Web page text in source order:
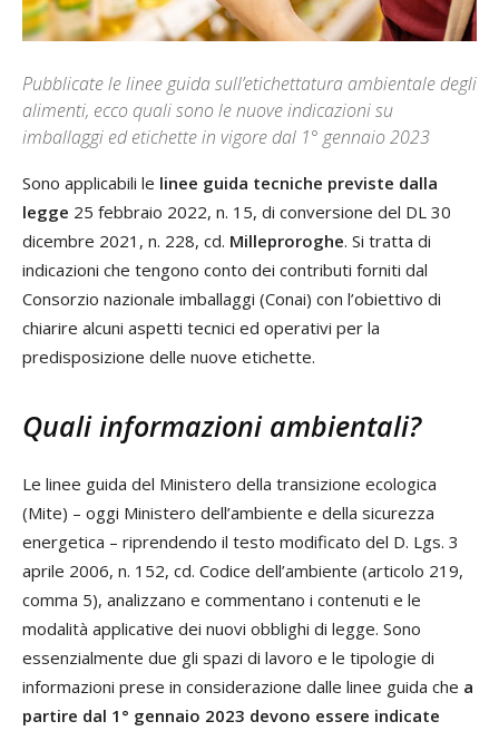
Pubblicate le linee guida sull’etichettatura ambientale degli
alimenti, ecco quali sono le nuove indicazioni su
imballaggi ed etichette in vigore dal 1° gennaio 2023
Sono applicabili le linee guida tecniche previste dalla
legge 25 febbraio 2022, n. 15, di conversione del DL 30
dicembre 2021, n. 228, cd. Milleproroghe. Si tratta di
indicazioni che tengono conto dei contributi forniti dal
Consorzio nazionale imballaggi (Conai) con l’obiettivo di
chiarire alcuni aspetti tecnici ed operativi per la
predisposizione delle nuove etichette.
Quali informazioni ambientali?
Le linee guida del Ministero della transizione ecologica
(Mite) – oggi Ministero dell’ambiente e della sicurezza
energetica – riprendendo il testo modificato del D. Lgs. 3
aprile 2006, n. 152, cd. Codice dell’ambiente (articolo 219,
comma 5), analizzano e commentano i contenuti e le
modalità applicative dei nuovi obblighi di legge. Sono
essenzialmente due gli spazi di lavoro e le tipologie di
informazioni prese in considerazione dalle linee guida che a
partire dal 1° gennaio 2023 devono essere indicate